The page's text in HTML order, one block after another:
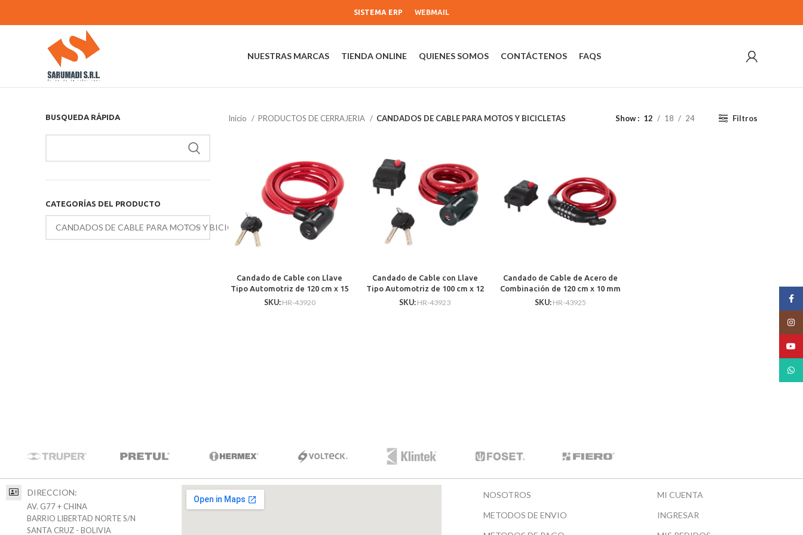
SISTEMA ERP WEBMAIL
NUESTRAS MARCAS TIENDA ONLINE QUIENES SOMOS CONTÁCTENOS FAQS
BUSQUEDA RÁPIDA
CATEGORÍAS DEL PRODUCTO
CANDADOS DE CABLE PARA MOTOS Y BICICLETAS
Inicio PRODUCTOS DE CERRAJERIA CANDADOS DE CABLE PARA MOTOS Y BICICLETAS Show 12 18 24 Filtros
Candado de Cable con Llave
Tipo Automotriz de 120 cm x 15
mm Para Bicicletas o Motos Uso
SKU: HR-43920
Candado de Cable con Llave
Tipo Automotriz de 100 cm x 12
mm Para Bicicletas o Motos Uso
SKU: HR-43923
Candado de Cable de Acero de
Combinación de 120 cm x 10 mm
Para Bicicletas o Motos con
SKU: HR-43925
DIRECCION:
AV. G77 + CHINA
BARRIO LIBERTAD NORTE S/N
SANTA CRUZ - BOLIVIA
NOSOTROS
METODOS DE ENVIO
MI CUENTA
INGRESAR